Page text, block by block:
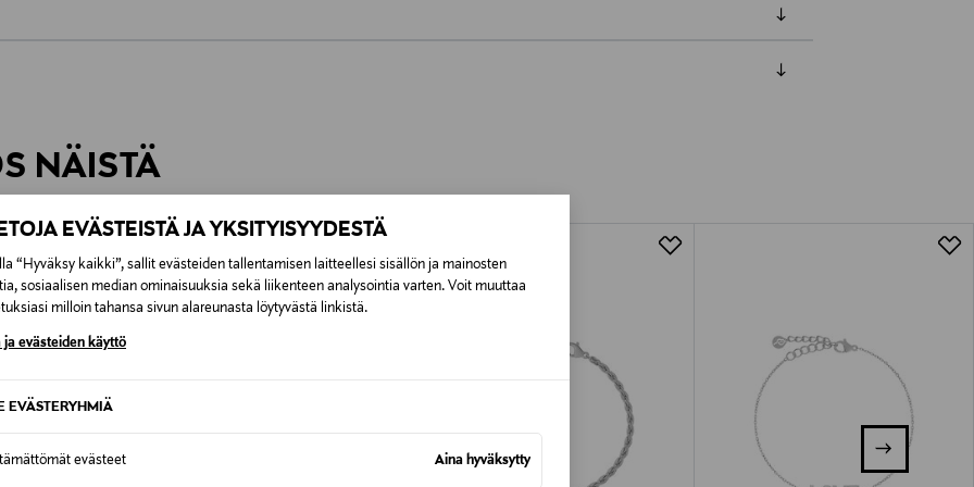
EVÄSTEISTÄ JA YKSITYISYYDESTÄ
“Hyväksy kaikki”, sallit evästeiden tallentamisen laitteellesi sisällön ja mainosten
sosiaalisen median ominaisuuksia sekä liikenteen analysointia varten. Voit muuttaa
milloin tahansa sivun alareunasta löytyvästä linkistä.
ja evästeiden käyttö
EVÄSTERYHMIÄ
evästeet Aina hyväksytty
Alk. 6,90 €, kun toimitus on saatavilla valittuun osoitteeseen.
NÄISTÄ